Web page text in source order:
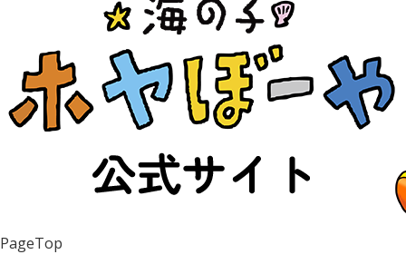
PageTop